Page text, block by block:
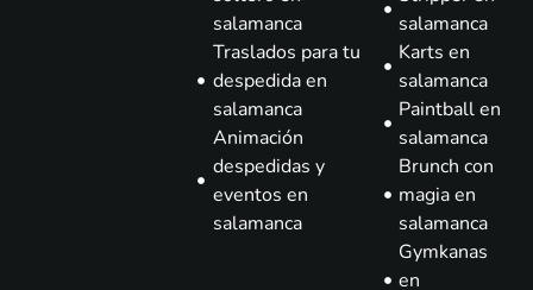
salamanca
Traslados para tu
despedida en
salamanca
Animación
despedidas y
eventos en
salamanca
salamanca
Karts en
salamanca
Paintball en
salamanca
Brunch con
magia en
salamanca
Gymkanas
en